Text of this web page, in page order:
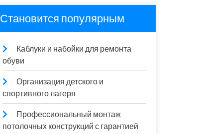
Становится популярным
Каблуки и набойки для ремонта
обуви
Организация детского и
спортивного лагеря
Профессиональный монтаж
потолочных конструкций с гарантией